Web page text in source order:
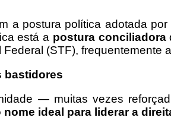
a postura política adotada
está a postura conciliadora
(STF),
bastidores
— muitas vezes
ideal para liderar a